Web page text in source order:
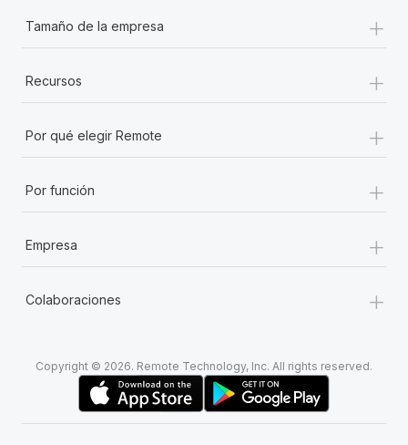
Tamaño de la empresa +
Recursos +
Por qué elegir Remote +
Por función +
Empresa +
Colaboraciones +
Copyright © 2026. Remote Technology, Inc. All rights reserved.